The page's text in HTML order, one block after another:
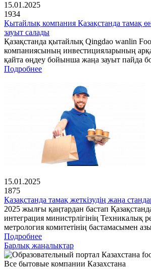
15.01.2025
1934
Қытайлық компания Қазақстанда тамақ
зауыт салады
Қазақстанда қытайлық Qingdao wanlin
компаниясының инвестицияларының
қайта өңдеу бойынша жаңа зауыт пайда
Подробнее
15.01.2025
1875
Қазақстанда тамақ жеткізудің жаңа
2025 жылғы қаңтардан бастап
интеграция министрлігінің Техникалық
метрология комитетінің бастамасымен
Подробнее
Барлық жаңалықтар
Все бытовые компании Казахстана